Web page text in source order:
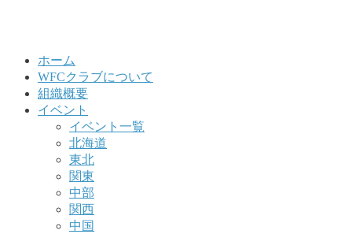
ホーム
WFCクラブについて
組織概要
イベント
イベント一覧
北海道
東北
関東
中部
関西
中国